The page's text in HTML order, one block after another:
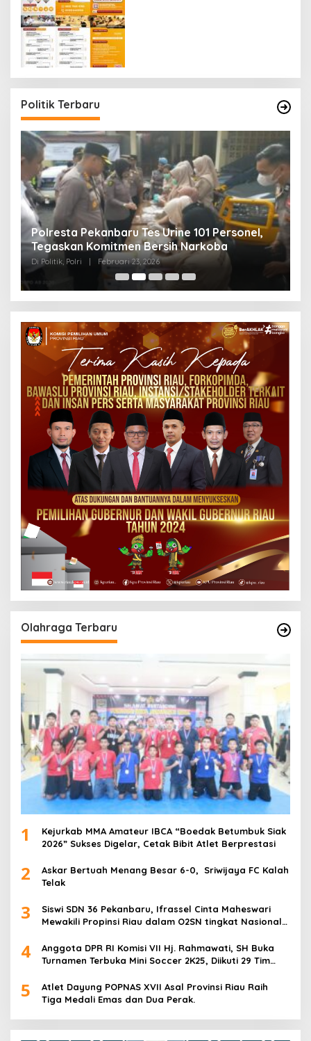
Politik Terbaru
Polresta Pekanbaru Tes Urine 101 Personel,
Tegaskan Komitmen Bersih Narkoba
Di Politik, Polri Februari 23, 2026
Olahraga Terbaru
1
Kejurkab MMA Amateur IBCA “Boedak Betumbuk Siak
2026” Sukses Digelar, Cetak Bibit Atlet Berprestasi
2
Askar Bertuah Menang Besar 6-0, Sriwijaya FC Kalah
Telak
3
Siswi SDN 36 Pekanbaru, Ifrassel Cinta Maheswari
Mewakili Propinsi Riau dalam O2SN tingkat Nasional
4
Anggota DPR RI Komisi VII Hj. Rahmawati, SH Buka
Turnamen Terbuka Mini Soccer 2K25, Diikuti 29 Tim
5
Atlet Dayung POPNAS XVII Asal Provinsi Riau Raih
Tiga Medali Emas dan Dua Perak.